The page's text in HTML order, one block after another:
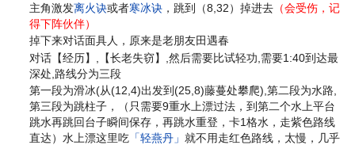
主角激发离火诀或者寒冰诀 ，跳到（8,32）掉进去 （会受伤，记
得下阵伙伴）
掉下来对话面具人，原来是老朋友田遇春
对话【经历】,【长老失窃】,然后需要比试轻功,需要1:40到达最
深处,路线分为三段
第一段为滑冰(从(12,4)出发到(25,8)藤蔓处攀爬),第二段为水路,
第三段为跳柱子，（只需要9重水上漂过法，到第二个水上平台
跳水再跳回台子瞬间保存，再跳水重登，卡1格水，走紫色路线
直达）水上漂这里吃 「轻燕丹」就不用走红色路线，太慢，几乎